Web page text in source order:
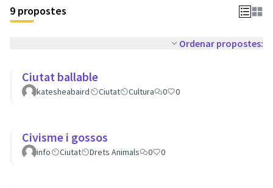
9 propostes
Ordenar propostes:
Ciutat ballable
katesheabaird Ciutat Cultura 0 0
Civisme i gossos
info Ciutat Drets Animals 0 0